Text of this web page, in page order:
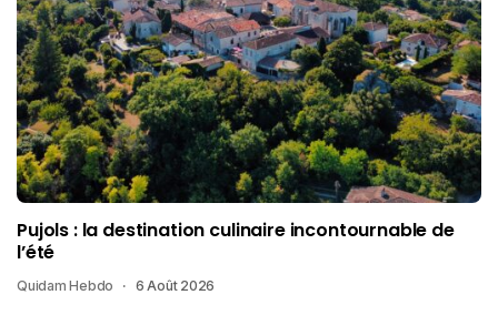
Pujols : la destination culinaire incontournable de
l’été
Quidam Hebdo 6 Août 2026